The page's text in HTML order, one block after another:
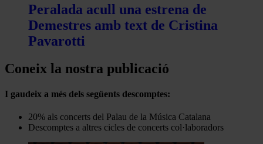
Peralada acull una estrena de
Demestres amb text de Cristina
Pavarotti
Coneix la nostra publicació
I gaudeix a més dels següents descomptes:
20% als concerts del Palau de la Música Catalana
Descomptes a altres cicles de concerts col·laboradors